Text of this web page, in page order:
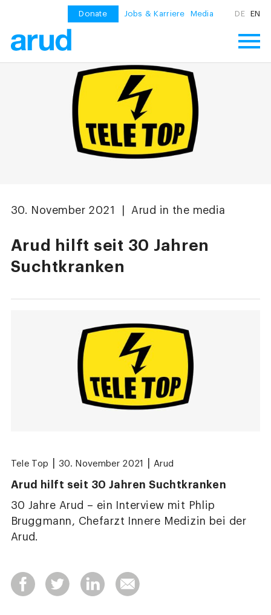
Donate Jobs & Karriere Media DE EN
30. November 2021 | Arud in the media
Arud hilft seit 30 Jahren
Suchtkranken
Tele Top 30. November 2021 Arud
Arud hilft seit 30 Jahren Suchtkranken
30 Jahre Arud – ein Interview mit Phlip
Bruggmann, Chefarzt Innere Medizin bei der
Arud.